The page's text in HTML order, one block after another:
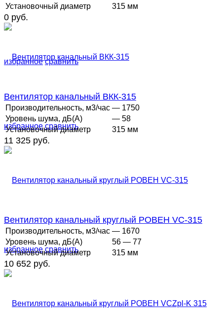
избранное сравнить
Установочный диаметр 315 мм
0 руб.
избранное сравнить
Вентилятор канальный ВКК-315
Производительность, м3/час — 1750
Уровень шума, дБ(А)
— 58
Установочный диаметр
315 мм
11 325 руб.
избранное сравнить
Вентилятор канальный круглый РОВЕН VC-315
Производительность, м3/час — 1670
Уровень шума, дБ(А)
56 — 77
Установочный диаметр
315 мм
10 652 руб.